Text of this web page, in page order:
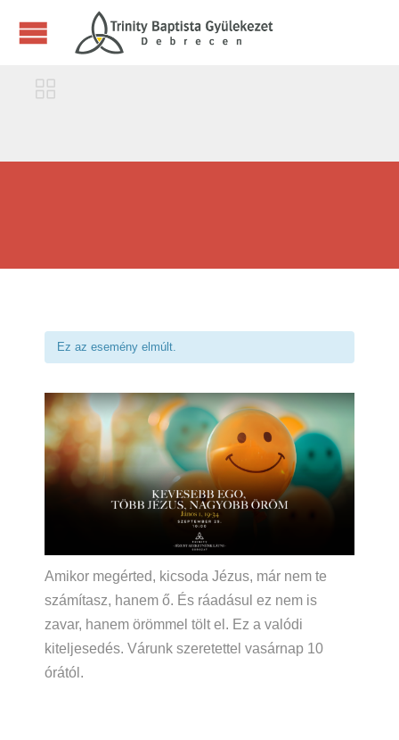

Ez az esemény elmúlt.
Amikor megérted, kicsoda Jézus, már nem te
számítasz, hanem ő. És ráadásul ez nem is
zavar, hanem örömmel tölt el. Ez a valódi
kiteljesedés. Várunk szeretettel vasárnap 10
órától.